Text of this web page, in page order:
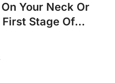
Your Neck Or
Stage Of...